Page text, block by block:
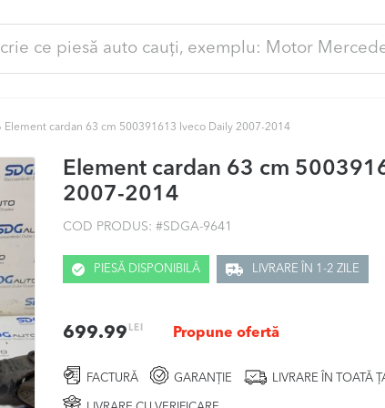
Element cardan 63 cm 500391613 Iveco Daily 2007-2014
Element cardan 63 cm
2007-2014
COD PRODUS: #SDGA-9641
PIESĂ DISPONIBILĂ LIVRARE ÎN 1-2 ZILE
699.99 LEI Propune ofertă
FACTURĂ GARANȚIE LIVRARE ÎN TOATĂ